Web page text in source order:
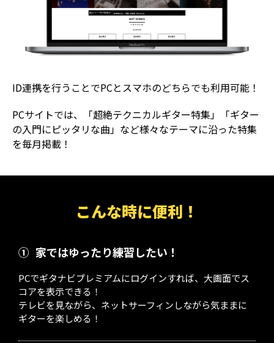
ID連携を行うことでPCとスマホのどちらでも利用可能！
PCサイトでは、「超絶テクニカルギター特集」「ギター
の入門にピッタリな曲」など様々なテーマに沿った特集
を毎月掲載！
こんな時に便利！
① 家ではゆったり練習したい！
PCでギタナビプレミアムにログインすれば、大画面でス
コアを表示できる！
テレビを見ながら、ネットサーフィンしながら気ままに
ギターを楽しめる！